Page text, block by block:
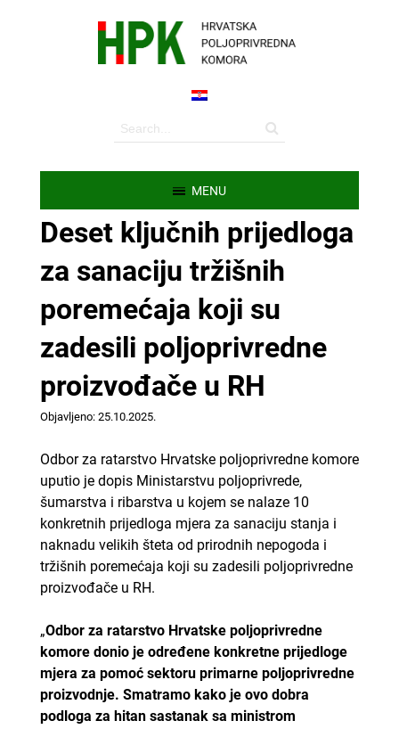
MENU
Deset ključnih prijedloga
za sanaciju tržišnih
poremećaja koji su
zadesili poljoprivredne
proizvođače u RH
Objavljeno: 25.10.2025.
Odbor za ratarstvo Hrvatske poljoprivredne komore
uputio je dopis Ministarstvu poljoprivrede,
šumarstva i ribarstva u kojem se nalaze 10
konkretnih prijedloga mjera za sanaciju stanja i
naknadu velikih šteta od prirodnih nepogoda i
tržišnih poremećaja koji su zadesili poljoprivredne
proizvođače u RH.
„Odbor za ratarstvo Hrvatske poljoprivredne
komore donio je određene konkretne prijedloge
mjera za pomoć sektoru primarne poljoprivredne
proizvodnje. Smatramo kako je ovo dobra
podloga za hitan sastanak sa ministrom